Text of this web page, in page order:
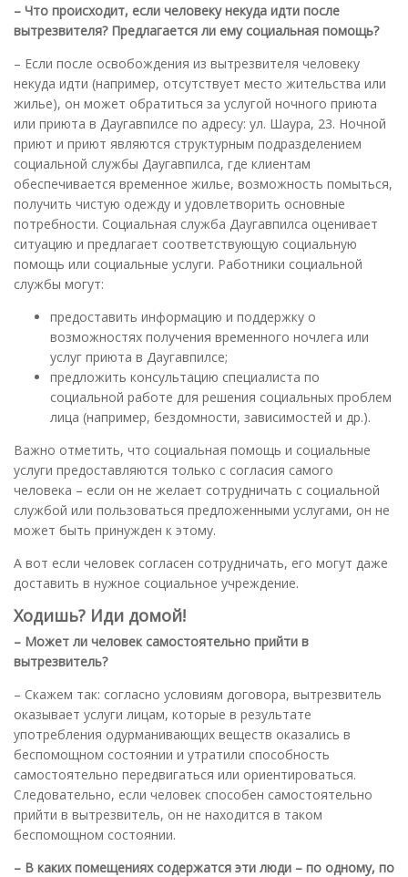
– Что происходит, если человеку некуда идти после
вытрезвителя? Предлагается ли ему социальная помощь?
– Если после освобождения из вытрезвителя человеку
некуда идти (например, отсутствует место жительства или
жилье), он может обратиться за услугой ночного приюта
или приюта в Даугавпилсе по адресу: ул. Шаура, 23. Ночной
приют и приют являются структурным подразделением
социальной службы Даугавпилса, где клиентам
обеспечивается временное жилье, возможность помыться,
получить чистую одежду и удовлетворить основные
потребности. Социальная служба Даугавпилса оценивает
ситуацию и предлагает соответствующую социальную
помощь или социальные услуги. Работники социальной
службы могут:
предоставить информацию и поддержку о
возможностях получения временного ночлега или
услуг приюта в Даугавпилсе;
предложить консультацию специалиста по
социальной работе для решения социальных проблем
лица (например, бездомности, зависимостей и др.).
Важно отметить, что социальная помощь и социальные
услуги предоставляются только с согласия самого
человека – если он не желает сотрудничать с социальной
службой или пользоваться предложенными услугами, он не
может быть принужден к этому.
А вот если человек согласен сотрудничать, его могут даже
доставить в нужное социальное учреждение.
Ходишь? Иди домой!
– Может ли человек самостоятельно прийти в
вытрезвитель?
– Скажем так: согласно условиям договора, вытрезвитель
оказывает услуги лицам, которые в результате
употребления одурманивающих веществ оказались в
беспомощном состоянии и утратили способность
самостоятельно передвигаться или ориентироваться.
Следовательно, если человек способен самостоятельно
прийти в вытрезвитель, он не находится в таком
беспомощном состоянии.
– В каких помещениях содержатся эти люди – по одному, по